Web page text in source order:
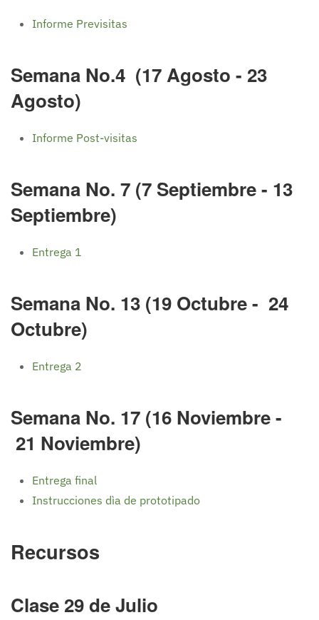
Informe Previsitas
Semana No.4 (17 Agosto - 23
Agosto)
Informe Post-visitas
Semana No. 7 (7 Septiembre - 13
Septiembre)
Entrega 1
Semana No. 13 (19 Octubre - 24
Octubre)
Entrega 2
Semana No. 17 (16 Noviembre -
21 Noviembre)
Entrega final
Instrucciones dìa de prototipado
Recursos
Clase 29 de Julio